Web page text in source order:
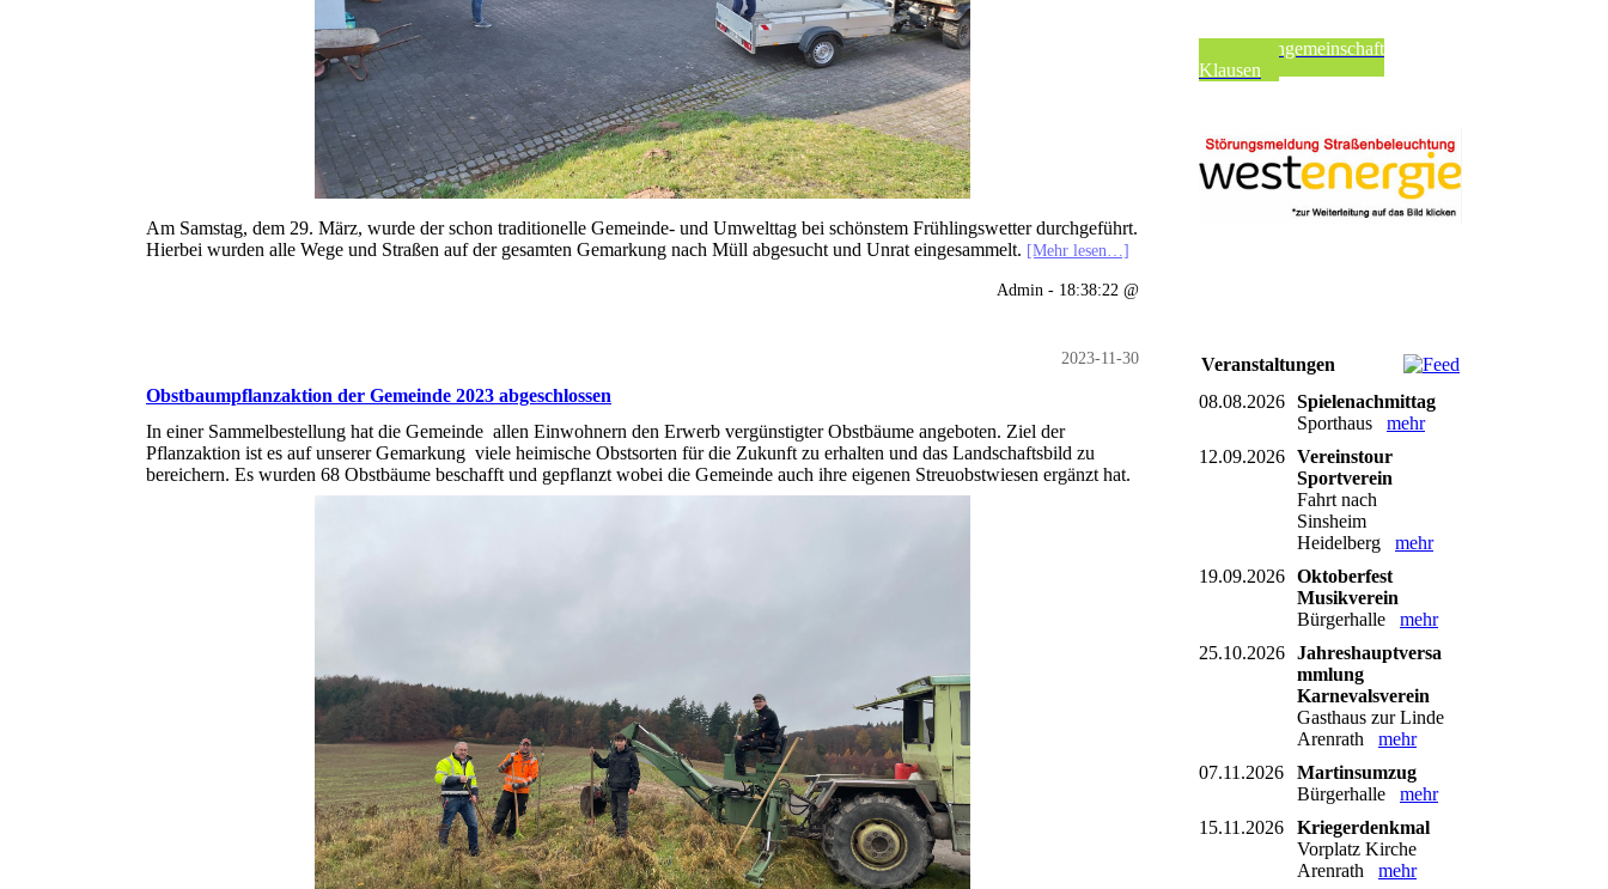
Am Samstag, dem 29. März, wurde der schon traditionelle Gemeinde- und Umwelttag bei schönstem Frühlingswetter durchgeführt.
Hierbei wurden alle Wege und Straßen auf der gesamten Gemarkung nach Müll abgesucht und Unrat eingesammelt. [Mehr lesen…]
Admin - 18:38:22 @
2023-11-30
Obstbaumpflanzaktion der Gemeinde 2023 abgeschlossen
In einer Sammelbestellung hat die Gemeinde allen Einwohnern den Erwerb vergünstigter Obstbäume angeboten. Ziel der
Pflanzaktion ist es auf unserer Gemarkung viele heimische Obstsorten für die Zukunft zu erhalten und das Landschaftsbild zu
bereichern. Es wurden 68 Obstbäume beschafft und gepflanzt wobei die Gemeinde auch ihre eigenen Streuobstwiesen ergänzt hat.
Pfarreiengemeinschaft
Klausen
Veranstaltungen
08.08.2026 Spielenachmittag
Sporthaus mehr
12.09.2026 Vereinstour
Sportverein
Fahrt nach
Sinsheim
Heidelberg mehr
19.09.2026 Oktoberfest
Musikverein
Bürgerhalle mehr
25.10.2026 Jahreshauptversa
mmlung
Karnevalsverein
Gasthaus zur Linde
Arenrath mehr
07.11.2026
Martinsumzug
Bürgerhalle mehr
15.11.2026
Kriegerdenkmal
Vorplatz Kirche
Arenrath mehr